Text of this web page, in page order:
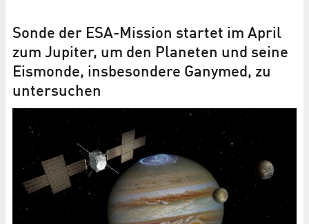
Sonde der ESA-Mission startet im April
zum Jupiter, um den Planeten und seine
Eismonde, insbesondere Ganymed, zu
untersuchen